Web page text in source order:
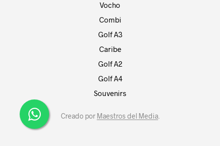
Vocho
Combi
Golf A3
Caribe
Golf A2
Golf A4
Souvenirs
Creado por Maestros del Media.